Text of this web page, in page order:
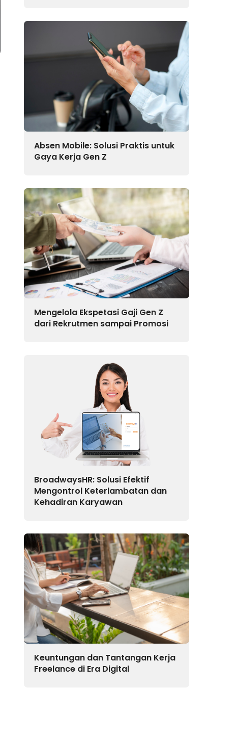
Absen Mobile: Solusi Praktis untuk
Gaya Kerja Gen Z
Mengelola Ekspetasi Gaji Gen Z
dari Rekrutmen sampai Promosi
BroadwaysHR: Solusi Efektif
Mengontrol Keterlambatan dan
Kehadiran Karyawan
Keuntungan dan Tantangan Kerja
Freelance di Era Digital